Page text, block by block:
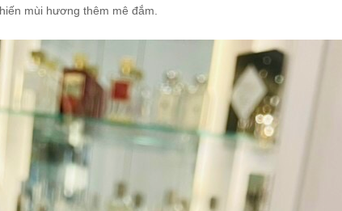
mùi hương thêm mê đắm.